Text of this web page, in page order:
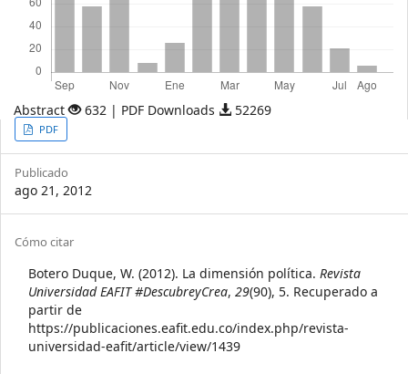
Abstract 632 | PDF Downloads 52269
Article
Sidebar
PDF
Publicado
ago 21, 2012
Article
Details
Cómo citar
Botero Duque, W. (2012). La dimensión política. Revista
Universidad EAFIT #DescubreyCrea, 29(90), 5. Recuperado a
partir de
https://publicaciones.eafit.edu.co/index.php/revista-
universidad-eafit/article/view/1439